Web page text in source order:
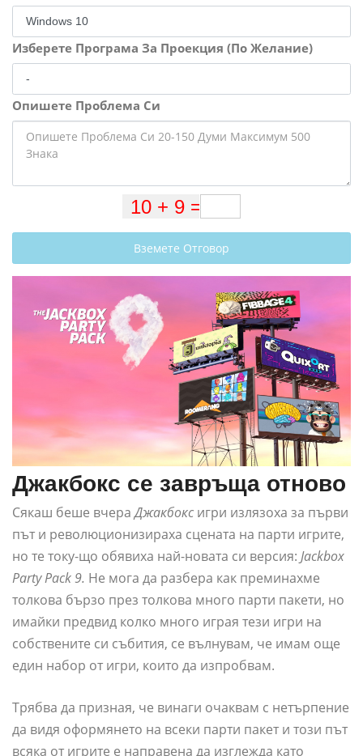
Изберете Програма За Проекция (По Желание)
Опишете Проблема Си
Вземете Отговор
Джакбокс се завръща отново
Сякаш беше вчераДжакбокс игри излязоха за първи
път и революционизираха сцената на парти игрите,
но те току-що обявиха най-новата си версия: Jackbox
Party Pack 9. Не мога да разбера как преминахме
толкова бързо през толкова много парти пакети, но
имайки предвид колко много играя тези игри на
собствените си събития, се вълнувам, че имам още
един набор от игри, които да изпробвам.
Трябва да призная, че винаги очаквам с нетърпение
да видя оформянето на всеки парти пакет и този път
всяка от игрите е направена да изглежда като